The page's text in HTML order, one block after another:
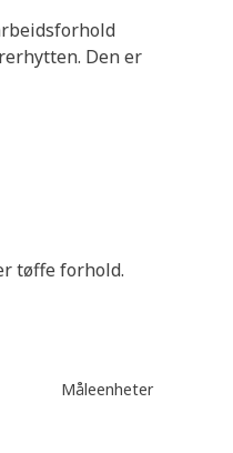
Den er
tøffe forhold.
Måleenheter